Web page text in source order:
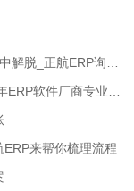
电子元器件贸易企业如何从2天询报价周期中解脱_正航ERP询价协同方案
电子元器件贸易ERP系统哪家好用？2025年ERP软件厂商专业解析
来帮你梳理流程